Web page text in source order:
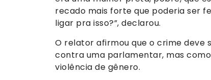
recado mais forte que poderia ser
ligar pra isso?”, declarou.
O relator afirmou que o crime deve
contra uma parlamentar, mas
violência de gênero.